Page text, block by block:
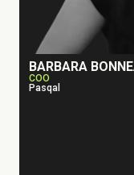
BARBARA
COO
Pasqal